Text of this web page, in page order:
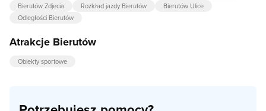
Bierutów Zdjecia
Rozkład jazdy Bierutów
Bierutów Ulice
Odległości Bierutów
Atrakcje Bierutów
Obiekty sportowe